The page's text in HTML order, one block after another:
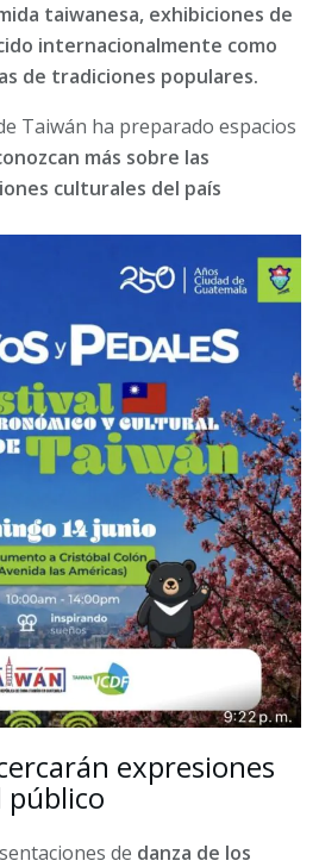
taiwanesa, exhibiciones de
internacionalmente como
de tradiciones populares.
Taiwán ha preparado espacios
más sobre las
culturales del país
expresiones
público
de danza de los